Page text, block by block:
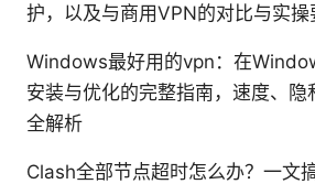
护，以及与商用VPN的对比与实操
Windows最好用的vpn：在
安装与优化的完整指南，速度、隐
全解析
Clash全部节点超时怎么办？一文